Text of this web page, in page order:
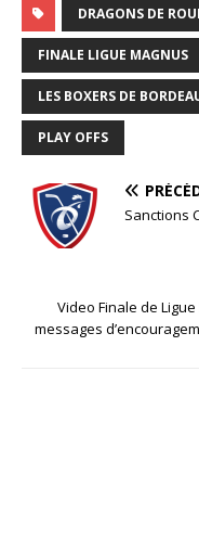
DRAGONS DE
FINALE LIGUE MAGNUS
LES BOXERS DE
PLAY OFFS
Sanctions
Video Finale de
messages